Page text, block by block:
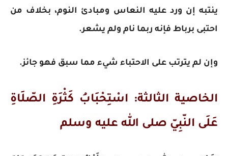
ينتبه إن ورد عليه النعاس ومبادئ النوم، بخلاف من
احتبى برباط فإنه ربما نام ولم يشعر.
وإن لم يترتب على الاحتباء شيء مما سبق فهو جائز.
الخاصية الثالثة: اسْتِحْبَابُ كَثْرَةِ الصّلَاةِ
عَلَى النّبِيّ صلى الله عليه وسلم